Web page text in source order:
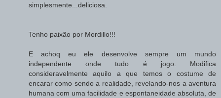
simplesmente...deliciosa.
Tenho paixão por Mordillo!!!
E achoq eu ele desenvolve sempre um mundo
independente onde tudo é jogo. Modifica
consideravelmente aquilo a que temos o costume de
encarar como sendo a realidade, revelando-nos a aventura
humana com uma facilidade e espontaneidade absoluta, de